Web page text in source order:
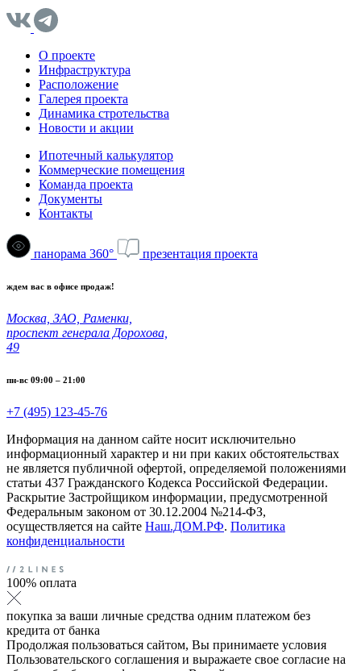
О проекте
Инфраструктура
Расположение
Галерея проекта
Динамика стротельства
Новости и акции
Ипотечный калькулятор
Коммерческие помещения
Команда проекта
Документы
Контакты
панорама 360° презентация проекта
ждем вас в офисе продаж!
Москва, ЗАО, Раменки,
проспект генерала Дорохова,
49
пн-вс 09:00 – 21:00
+7 (495) 123-45-76
Информация на данном сайте носит исключительно
информационный характер и ни при каких обстоятельствах
не является публичной офертой, определяемой положениями
статьи 437 Гражданского Кодекса Российской Федерации.
Раскрытие Застройщиком информации, предусмотренной
Федеральным законом от 30.12.2004 №214-ФЗ,
осуществляется на сайте Наш.ДОМ.РФ. Политика
конфиденциальности
100% оплата
покупка за ваши личные средства одним платежом без
кредита от банка
Продолжая пользоваться сайтом, Вы принимаете условия
Пользовательского соглашения и выражаете свое согласие на